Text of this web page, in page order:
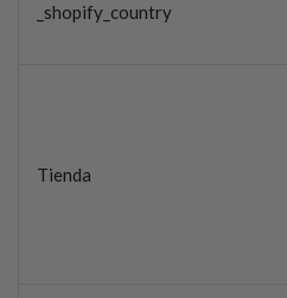
_shopify_country
Tienda